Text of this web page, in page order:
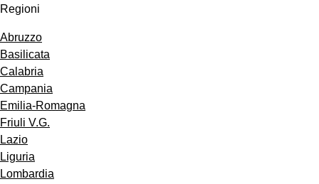
Regioni
Abruzzo
Basilicata
Calabria
Campania
Emilia-Romagna
Friuli V.G.
Lazio
Liguria
Lombardia